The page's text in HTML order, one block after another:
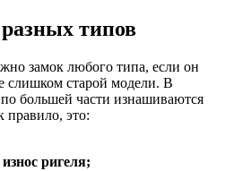
типов
замок любого типа, если он
слишком старой модели. В
большей части изнашиваются
правило, это:
ригеля;